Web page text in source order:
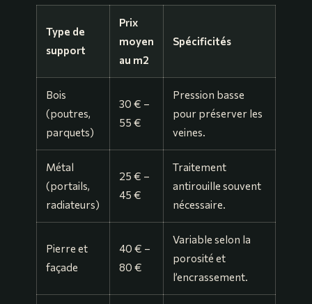
Type de
support
Prix
moyen
au m2
Spécificités
Bois
(poutres,
parquets)
30 € –
55 €
Pression basse
pour préserver les
veines.
Métal
(portails,
radiateurs)
25 € –
45 €
Traitement
antirouille souvent
nécessaire.
Pierre et
façade
40 € –
80 €
Variable selon la
porosité et
l’encrassement.